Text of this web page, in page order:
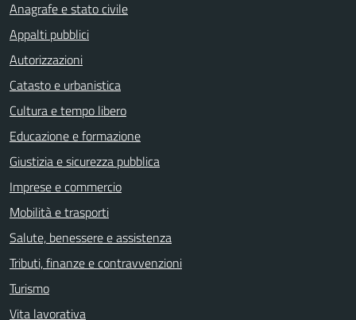
Anagrafe e stato civile
Appalti pubblici
Autorizzazioni
Catasto e urbanistica
Cultura e tempo libero
Educazione e formazione
Giustizia e sicurezza pubblica
Imprese e commercio
Mobilità e trasporti
Salute, benessere e assistenza
Tributi, finanze e contravvenzioni
Turismo
Vita lavorativa